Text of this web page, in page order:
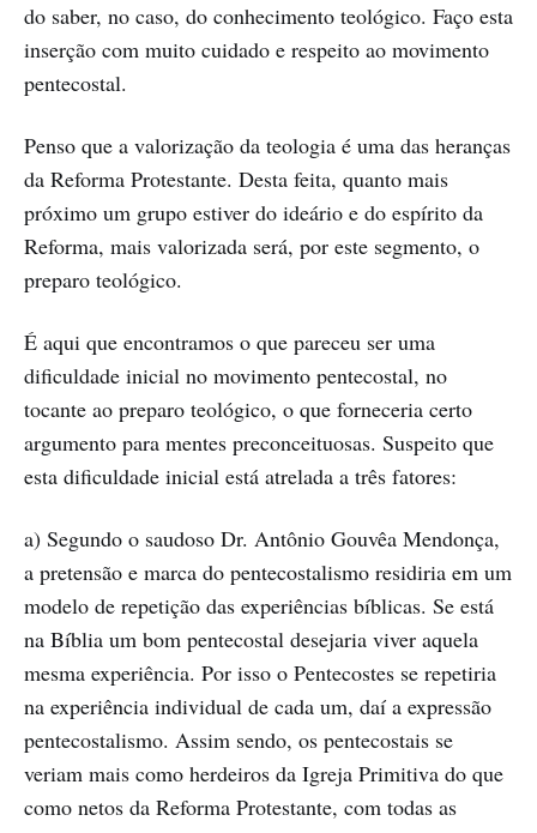
do saber, no caso, do conhecimento teológico. Faço esta
inserção com muito cuidado e respeito ao movimento
pentecostal.
Penso que a valorização da teologia é uma das heranças
da Reforma Protestante. Desta feita, quanto mais
próximo um grupo estiver do ideário e do espírito da
Reforma, mais valorizada será, por este segmento, o
preparo teológico.
É aqui que encontramos o que pareceu ser uma
dificuldade inicial no movimento pentecostal, no
tocante ao preparo teológico, o que forneceria certo
argumento para mentes preconceituosas. Suspeito que
esta dificuldade inicial está atrelada a três fatores:
a) Segundo o saudoso Dr. Antônio Gouvêa Mendonça,
a pretensão e marca do pentecostalismo residiria em um
modelo de repetição das experiências bíblicas. Se está
na Bíblia um bom pentecostal desejaria viver aquela
mesma experiência. Por isso o Pentecostes se repetiria
na experiência individual de cada um, daí a expressão
pentecostalismo. Assim sendo, os pentecostais se
veriam mais como herdeiros da Igreja Primitiva do que
como netos da Reforma Protestante, com todas as